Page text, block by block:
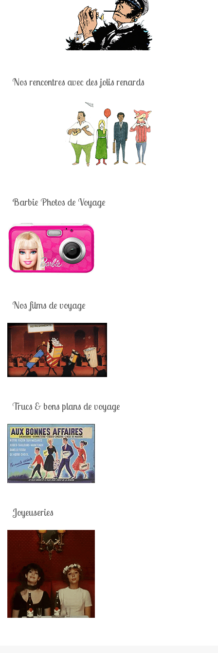
Nos rencontres avec des jolis renards
Barbie Photos de Voyage
Nos films de voyage
Trucs & bons plans de voyage
Joyeuseries